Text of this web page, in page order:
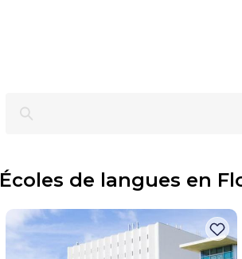
Écoles de langues en